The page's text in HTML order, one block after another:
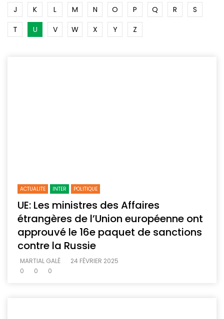
J
K L M N O P Q R
S
T
U V W X Y Z
ACTUALITE INTER POLITIQUE
UE: Les ministres des Affaires
étrangères de l’Union européenne ont
approuvé le 16e paquet de sanctions
contre la Russie
MARTIAL GALÉ
24 FÉVRIER 2025
0
0 0